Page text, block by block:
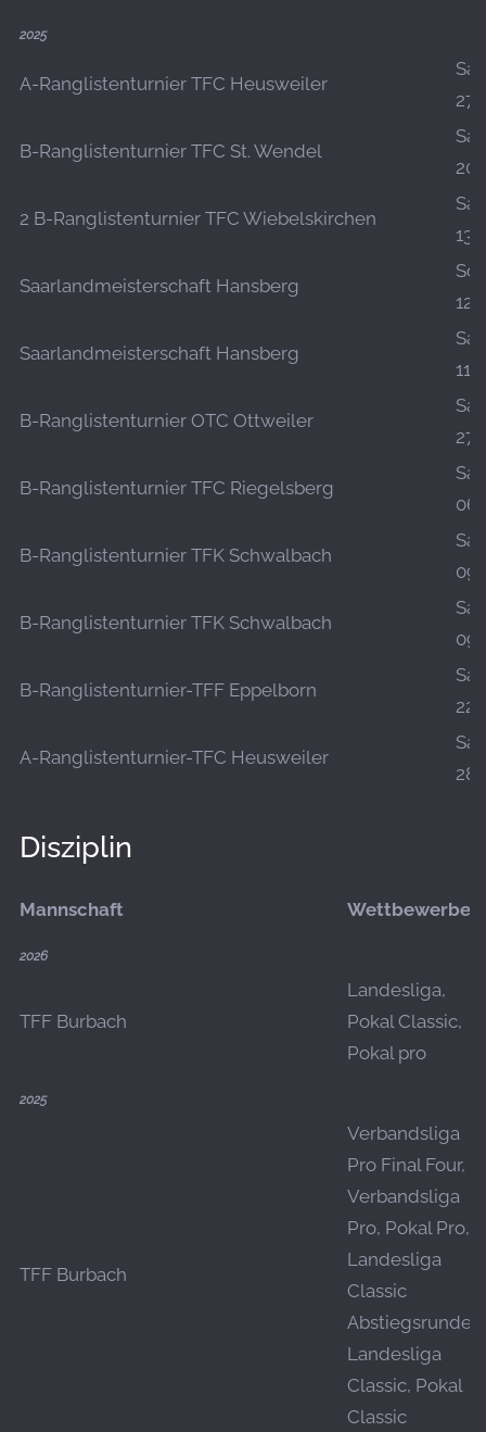
2025
A-Ranglistenturnier TFC Heusweiler
Sa.,
B-Ranglistenturnier TFC St. Wendel
Sa.,
2 B-Ranglistenturnier TFC Wiebelskirchen
Sa.,
Saarlandmeisterschaft Hansberg
So.,
Saarlandmeisterschaft Hansberg
Sa.,
B-Ranglistenturnier OTC Ottweiler
Sa.,
B-Ranglistenturnier TFC Riegelsberg
Sa.,
B-Ranglistenturnier TFK Schwalbach
Sa.,
B-Ranglistenturnier TFK Schwalbach
Sa.,
B-Ranglistenturnier-TFF Eppelborn
Sa.,
A-Ranglistenturnier-TFC Heusweiler
Sa.,
Disziplin
Mannschaft Wettbewerbe
2026
TFF Burbach
Landesliga,
Pokal Classic,
Pokal pro
2025
TFF Burbach
Verbandsliga
Pro Final Four,
Verbandsliga
Pro, Pokal Pro,
Landesliga
Classic
Abstiegsrunde,
Landesliga
Classic, Pokal
Classic